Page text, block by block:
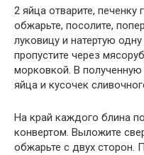
2 яйца отварите,
обжарьте, посолите,
луковицу и натертую
пропустите через
морковкой. В
яйца и кусочек
На край каждого блина
конвертом. Выложите
обжарьте с двух сторон.